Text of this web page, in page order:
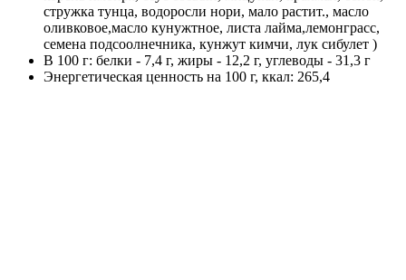
стружка тунца, водоросли нори, мало растит., масло
оливковое,масло кунужтное, листа лайма,лемонграсс,
семена подсоолнечника, кунжут кимчи, лук сибулет )
В 100 г: белки - 7,4 г, жиры - 12,2 г, углеводы - 31,3 г
Энергетическая ценность на 100 г, ккал: 265,4